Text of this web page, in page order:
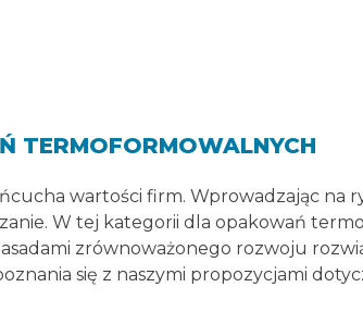
TERMOFORMOWALNYCH
wartości firm. Wprowadzając na
W tej kategorii dla opakowań
zrównoważonego rozwoju
się z naszymi propozycjami